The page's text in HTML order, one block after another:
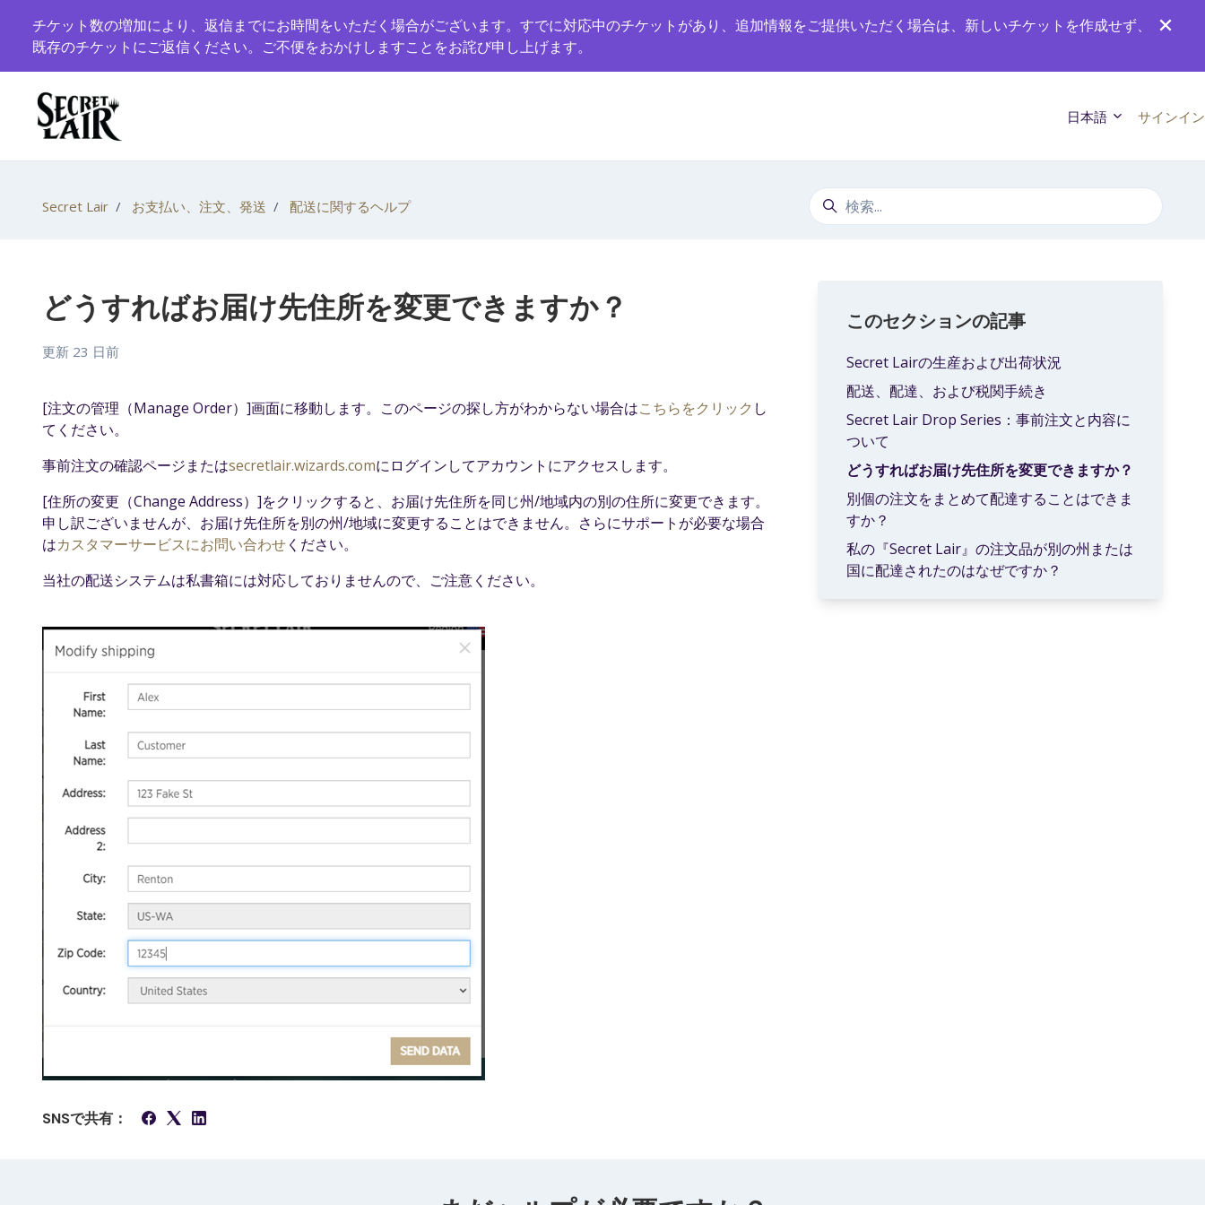
チケット数の増加により、返信までにお時間をいただく場合がございます。すでに対応中のチケットがあり、追加情報をご提供いただく場合は、新しいチケットを作成せず、
既存のチケットにご返信ください。ご不便をおかけしますことをお詫び申し上げます。
日本語 サインイン
Secret Lair お支払い、注文、発送 配送に関するヘルプ 検索
どうすればお届け先住所を変更できますか？
更新 23 日前
[注文の管理（Manage Order）]画面に移動します。このページの探し方がわからない場合はこちらをクリック し
てください。
事前注文の確認ページまたはsecretlair.wizards.comにログインしてアカウントにアクセスします。
[住所の変更（Change Address）]をクリックすると、お届け先住所を同じ州/地域内の別の住所に変更できます。
申し訳ございませんが、お届け先住所を別の州/地域に変更することはできません。さらにサポートが必要な場合
はカスタマーサービスにお問い合わせください。
当社の配送システムは私書箱には対応しておりませんので、ご注意ください。
SNSで共有：
このセクションの記事
Secret Lairの生産および出荷状況
配送、配達、および税関手続き
Secret Lair Drop Series：事前注文と内容に
ついて
どうすればお届け先住所を変更できますか？
別個の注文をまとめて配達することはできま
すか？
私の『Secret Lair』の注文品が別の州または
国に配達されたのはなぜですか？